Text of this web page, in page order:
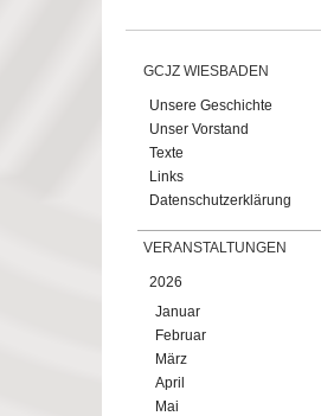
GCJZ WIESBADEN
Unsere Geschichte
Unser Vorstand
Texte
Links
Datenschutzerklärung
VERANSTALTUNGEN
2026
Januar
Februar
März
April
Mai